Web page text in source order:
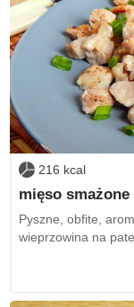
216 kcal
mięso
Pyszne, obfite,
wieprzowina na